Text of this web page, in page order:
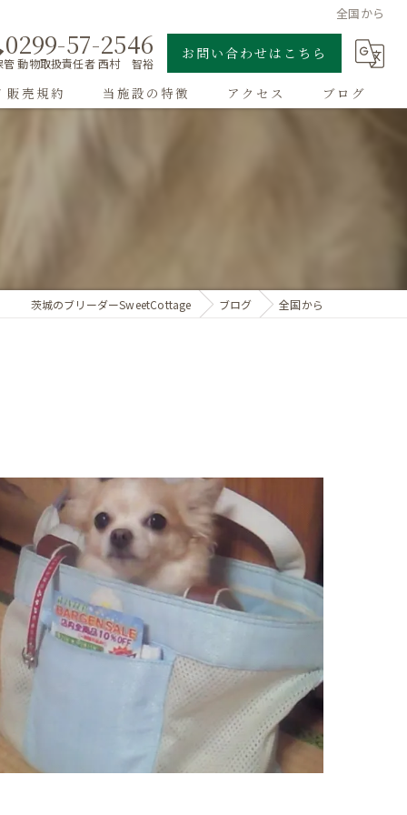
全国から
0299-57-2546
動物取扱責任者 西村 智裕
お問い合わせはこちら
販売規約 当施設の特徴
ドッグラン
アクセス ブログ
茨城のブリーダーSweetCottage ブログ 全国から